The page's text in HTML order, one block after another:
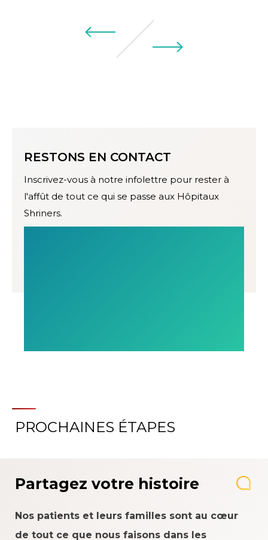
RESTONS EN CONTACT
Inscrivez-vous à notre infolettre pour rester à
l'affût de tout ce qui se passe aux Hôpitaux
Shriners.
PROCHAINES ÉTAPES
Partagez votre histoire
Nos patients et leurs familles sont au cœur
de tout ce que nous faisons dans les